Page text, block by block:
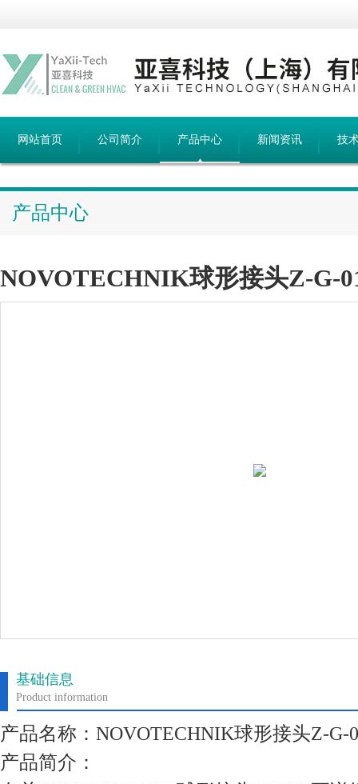
网站首页 公司简介 产品中心 新闻资讯 技
产品中心
NOVOTECHNIK球形接头Z-G-
基础信息
Product information
产品名称：NOVOTECHNIK球形接头Z-G-
产品简介：